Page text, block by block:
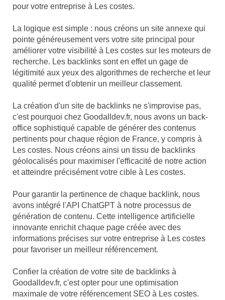
pour votre entreprise à Les costes.
La logique est simple : nous créons un site annexe qui
pointe généreusement vers votre site principal pour
améliorer votre visibilité à Les costes sur les moteurs de
recherche. Les backlinks sont en effet un gage de
légitimité aux yeux des algorithmes de recherche et leur
qualité permet d'obtenir un meilleur classement.
La création d'un site de backlinks ne s'improvise pas,
c'est pourquoi chez Goodalldev.fr, nous avons un back-
office sophistiqué capable de générer des contenus
pertinents pour chaque région de France, y compris à
Les costes. Nous créons ainsi un tissu de backlinks
géolocalisés pour maximiser l'efficacité de notre action
et atteindre précisément votre cible à Les costes.
Pour garantir la pertinence de chaque backlink, nous
avons intégré l'API ChatGPT à notre processus de
génération de contenu. Cette intelligence artificielle
innovante enrichit chaque page créée avec des
informations précises sur votre entreprise à Les costes
pour favoriser un meilleur référencement.
Confier la création de votre site de backlinks à
Goodalldev.fr, c'est opter pour une optimisation
maximale de votre référencement SEO à Les costes.